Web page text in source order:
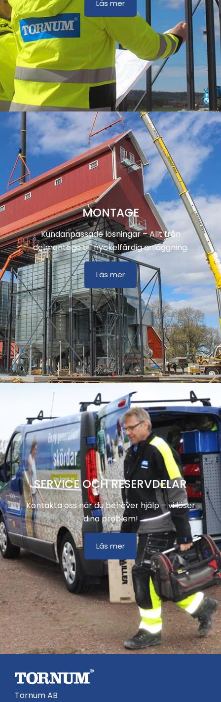
Läs mer
MONTAGE
Kundanpassade lösningar – Allt från
delmontage till nyckelfärdig anläggning.
Läs mer
SERVICE OCH RESERVDELAR
Kontakta oss när du behöver hjälp – vi löser
dina problem!
Läs mer
Tornum AB